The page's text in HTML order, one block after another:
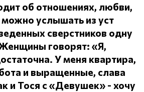
об отношениях, любви,
можно услышать из уст
сверстников одну
говорят: «Я,
У меня квартира,
и выращенные, слава
и Тося с «Девушек» - хочу